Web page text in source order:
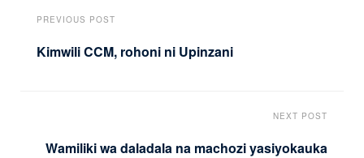
PREVIOUS POST
Kimwili CCM, rohoni ni Upinzani
NEXT POST
Wamiliki wa daladala na machozi yasiyokauka